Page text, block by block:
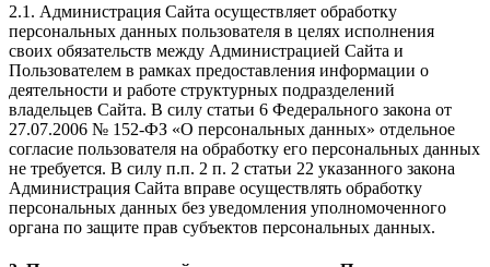
2.1. Администрация Сайта осуществляет обработку
персональных данных пользователя в целях исполнения
своих обязательств между Администрацией Сайта и
Пользователем в рамках предоставления информации о
деятельности и работе структурных подразделений
владельцев Сайта. В силу статьи 6 Федерального закона от
27.07.2006 № 152-ФЗ «О персональных данных» отдельное
согласие пользователя на обработку его персональных данных
не требуется. В силу п.п. 2 п. 2 статьи 22 указанного закона
Администрация Сайта вправе осуществлять обработку
персональных данных без уведомления уполномоченного
органа по защите прав субъектов персональных данных.